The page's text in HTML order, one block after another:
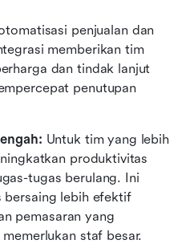
penjualan dan
memberikan tim
dan tindak lanjut
penutupan
Untuk tim yang lebih
produktivitas
tugas berulang. Ini
bersaing lebih efektif
pemasaran yang
staf besar.